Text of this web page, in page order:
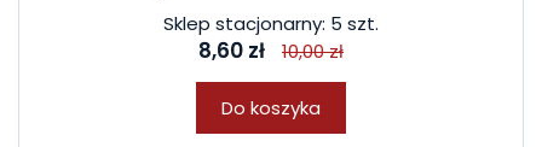
Sklep stacjonarny: 5 szt.
8,60 zł 10,00 zł
Do koszyka